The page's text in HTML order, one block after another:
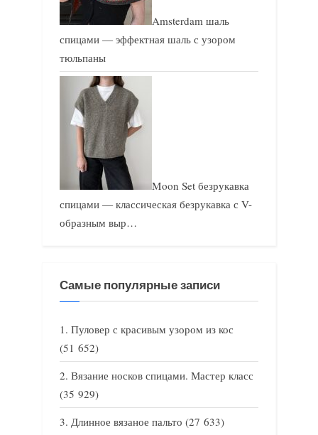
Amsterdam шаль
спицами — эффектная шаль с узором
тюльпаны
Moon Set безрукавка
спицами — классическая безрукавка с V-
образным выр…
Самые популярные записи
Пуловер с красивым узором из кос
(51 652)
Вязание носков спицами. Мастер класс
(35 929)
Длинное вязаное пальто (27 633)